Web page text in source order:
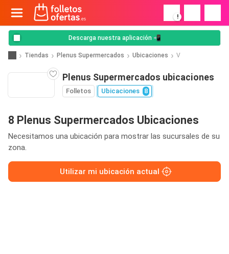
!
Descarga nuestra aplicación 📲
Tiendas Plenus Supermercados Ubicaciones V
Plenus Supermercados ubicaciones
Folletos Ubicaciones 8
8 Plenus Supermercados Ubicaciones
Necesitamos una ubicación para mostrar las sucursales de su
zona.
Utilizar mi ubicación actual